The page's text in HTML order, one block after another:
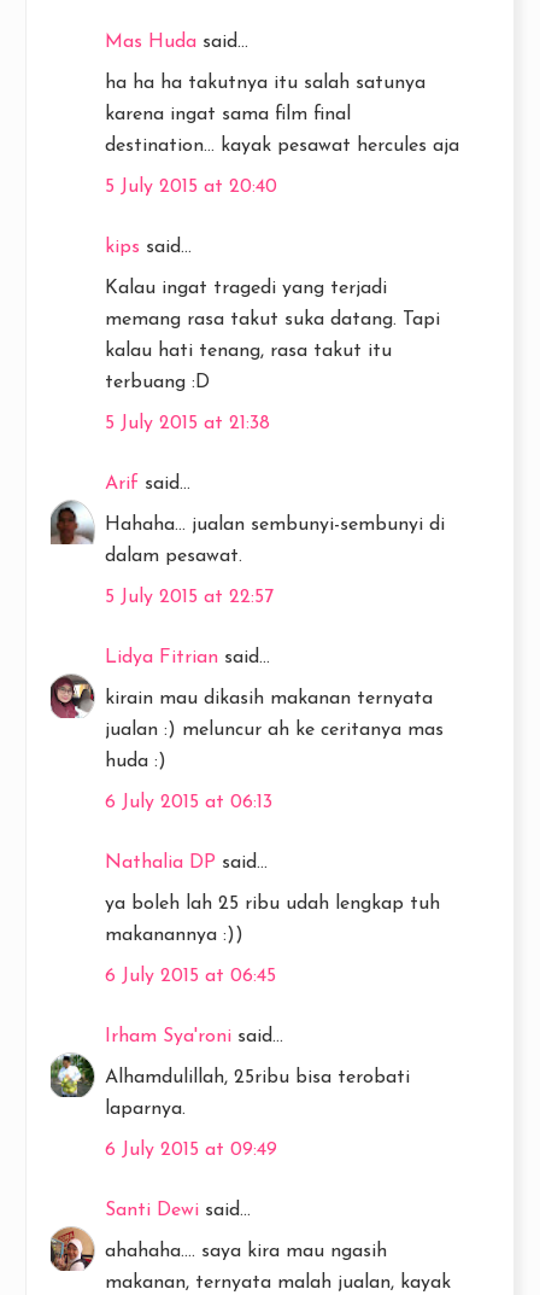
Mas Huda said...
ha ha ha takutnya itu salah satunya
karena ingat sama film final
destination... kayak pesawat hercules aja
5 July 2015 at 20:40
kips said...
Kalau ingat tragedi yang terjadi
memang rasa takut suka datang. Tapi
kalau hati tenang, rasa takut itu
terbuang :D
5 July 2015 at 21:38
Arif said...
Hahaha... jualan sembunyi-sembunyi di
dalam pesawat.
5 July 2015 at 22:57
Lidya Fitrian said...
kirain mau dikasih makanan ternyata
jualan :) meluncur ah ke ceritanya mas
huda :)
6 July 2015 at 06:13
Nathalia DP said...
ya boleh lah 25 ribu udah lengkap tuh
makanannya :))
6 July 2015 at 06:45
Irham Sya'roni said...
Alhamdulillah, 25ribu bisa terobati
laparnya.
6 July 2015 at 09:49
Santi Dewi said...
ahahaha.... saya kira mau ngasih
makanan, ternyata malah jualan, kayak